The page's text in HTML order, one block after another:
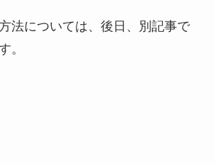
法については、後日、別記事で
。